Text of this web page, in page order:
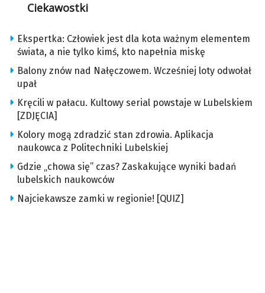
Ciekawostki
Ekspertka: Człowiek jest dla kota ważnym elementem
świata, a nie tylko kimś, kto napełnia miskę
Balony znów nad Nałęczowem. Wcześniej loty odwołał
upał
Kręcili w pałacu. Kultowy serial powstaje w Lubelskiem
[ZDJĘCIA]
Kolory mogą zdradzić stan zdrowia. Aplikacja
naukowca z Politechniki Lubelskiej
Gdzie „chowa się” czas? Zaskakujące wyniki badań
lubelskich naukowców
Najciekawsze zamki w regionie! [QUIZ]